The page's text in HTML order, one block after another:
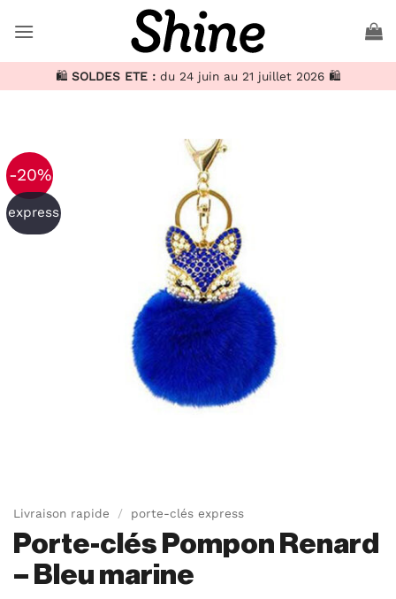
au
🛍️ SOLDES ETE : du 24 juin au 21 juillet 2026 🛍️
-20%
express
Livraison rapide / porte-clés express
Porte-clés Pompon Renard
– Bleu marine